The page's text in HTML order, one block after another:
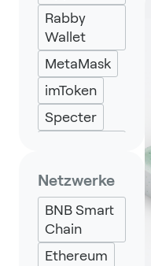
Rabby
Wallet
MetaMask
imToken
Specter
Solflare
Backpack
Keplr
Netzwerke
BNB Smart
Chain
Ethereum